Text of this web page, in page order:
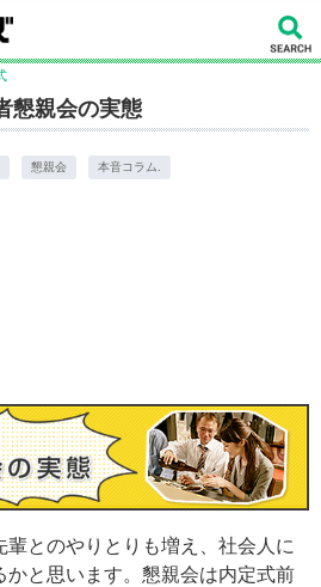
懇親会の実態
懇親会 本音コラム.
とのやりとりも増え、社会人に
かと思います。懇親会は内定式前